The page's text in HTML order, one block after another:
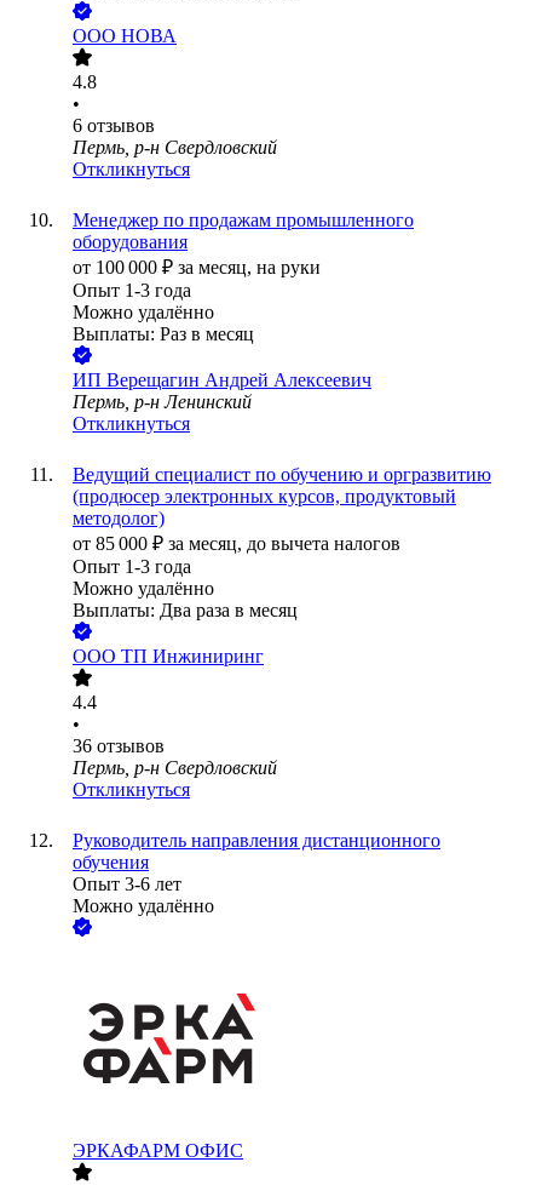
ООО НОВА
4.8
•
6 отзывов
Пермь, р-н Свердловский
Откликнуться
Менеджер по продажам промышленного
оборудования
от 100 000 ₽ за месяц, на руки
Опыт 1-3 года
Можно удалённо
Выплаты: Раз в месяц
ИП Верещагин Андрей Алексеевич
Пермь, р-н Ленинский
Откликнуться
Ведущий специалист по обучению и оргразвитию
(продюсер электронных курсов, продуктовый
методолог)
от 85 000 ₽ за месяц, до вычета налогов
Опыт 1-3 года
Можно удалённо
Выплаты: Два раза в месяц
ООО ТП Инжиниринг
4.4
•
36 отзывов
Пермь, р-н Свердловский
Откликнуться
Руководитель направления дистанционного
обучения
Опыт 3-6 лет
Можно удалённо
ЭРКАФАРМ ОФИС